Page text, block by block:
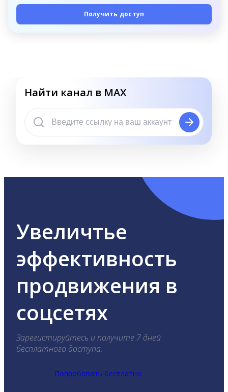
Получить доступ
Найти канал в MAX
Увеличтье
эффективность
продвижения в
соцсетях
Зарегистируйтесь и получите 7 дней
бесплатного доступа.
Попробовать бесплатно